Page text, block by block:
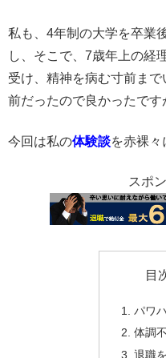
私も、4年制の大学を卒業
し、そこで、7歳年上の経
受け、精神を病む寸前ま
前だったので良かったです
今回は私の体験談を赤裸々
スポ
目
パワ
体調
退職